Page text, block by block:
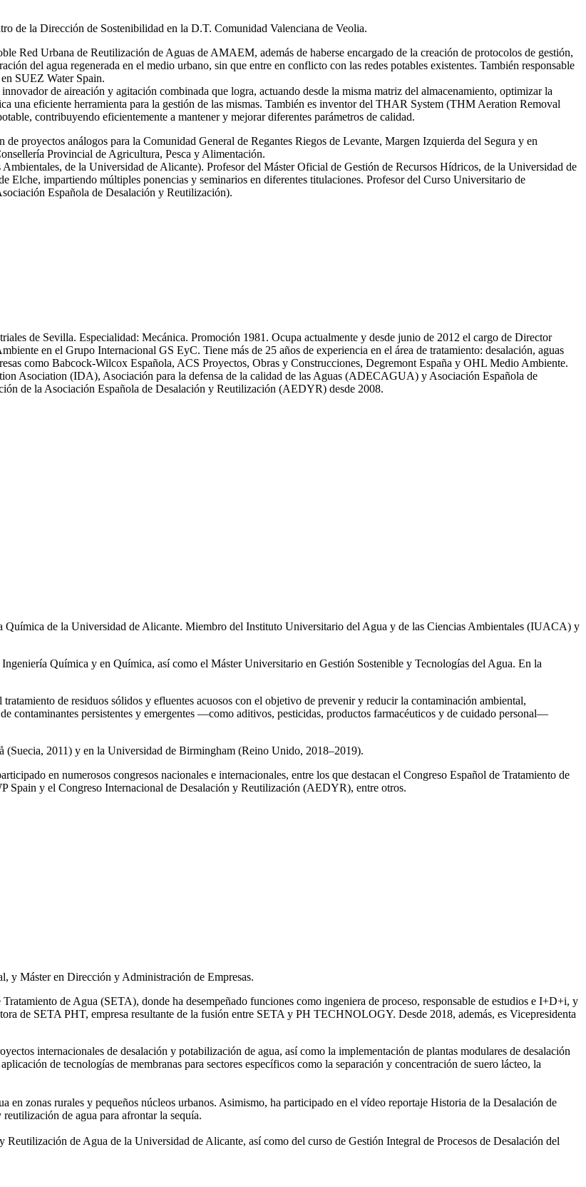
de la Dirección de Sostenibilidad en la D.T. Comunidad Valenciana de Veolia.
Red Urbana de Reutilización de Aguas de AMAEM, además de haberse encargado de la creación de protocolos de gestión,
del agua regenerada en el medio urbano, sin que entre en conflicto con las redes potables existentes. También responsable
SUEZ Water Spain.
de aireación y agitación combinada que logra, actuando desde la misma matriz del almacenamiento, optimizar la
una eficiente herramienta para la gestión de las mismas. También es inventor del THAR System (THM Aeration Removal
contribuyendo eficientemente a mantener y mejorar diferentes parámetros de calidad.
proyectos análogos para la Comunidad General de Regantes Riegos de Levante, Margen Izquierda del Segura y en
Provincial de Agricultura, Pesca y Alimentación.
de la Universidad de Alicante). Profesor del Máster Oficial de Gestión de Recursos Hídricos, de la Universidad de
impartiendo múltiples ponencias y seminarios en diferentes titulaciones. Profesor del Curso Universitario de
Española de Desalación y Reutilización).
de Sevilla. Especialidad: Mecánica. Promoción 1981. Ocupa actualmente y desde junio de 2012 el cargo de Director
en el Grupo Internacional GS EyC. Tiene más de 25 años de experiencia en el área de tratamiento: desalación, aguas
como Babcock-Wilcox Española, ACS Proyectos, Obras y Construcciones, Degremont España y OHL Medio Ambiente.
Asociation (IDA), Asociación para la defensa de la calidad de las Aguas (ADECAGUA) y Asociación Española de
de la Asociación Española de Desalación y Reutilización (AEDYR) desde 2008.
de la Universidad de Alicante. Miembro del Instituto Universitario del Agua y de las Ciencias Ambientales (IUACA) y
Química y en Química, así como el Máster Universitario en Gestión Sostenible y Tecnologías del Agua. En la
de residuos sólidos y efluentes acuosos con el objetivo de prevenir y reducir la contaminación ambiental,
contaminantes persistentes y emergentes —como aditivos, pesticidas, productos farmacéuticos y de cuidado personal—
(Suecia, 2011) y en la Universidad de Birmingham (Reino Unido, 2018–2019).
en numerosos congresos nacionales e internacionales, entre los que destacan el Congreso Español de Tratamiento de
y el Congreso Internacional de Desalación y Reutilización (AEDYR), entre otros.
y Máster en Dirección y Administración de Empresas.
de Agua (SETA), donde ha desempeñado funciones como ingeniera de proceso, responsable de estudios e I+D+i, y
de SETA PHT, empresa resultante de la fusión entre SETA y PH TECHNOLOGY. Desde 2018, además, es Vicepresidenta
internacionales de desalación y potabilización de agua, así como la implementación de plantas modulares de desalación
de tecnologías de membranas para sectores específicos como la separación y concentración de suero lácteo, la
en zonas rurales y pequeños núcleos urbanos. Asimismo, ha participado en el vídeo reportaje Historia de la Desalación de
de agua para afrontar la sequía.
Reutilización de Agua de la Universidad de Alicante, así como del curso de Gestión Integral de Procesos de Desalación del